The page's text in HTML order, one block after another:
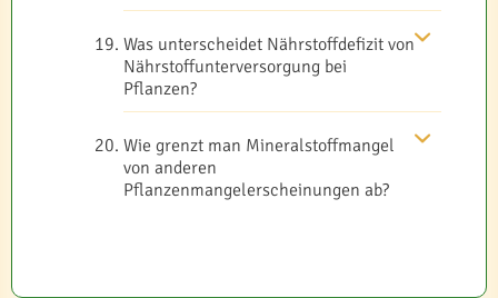
Was unterscheidet Nährstoffdefizit von
Nährstoffunterversorgung bei
Pflanzen?
Wie grenzt man Mineralstoffmangel
von anderen
Pflanzenmangelerscheinungen ab?